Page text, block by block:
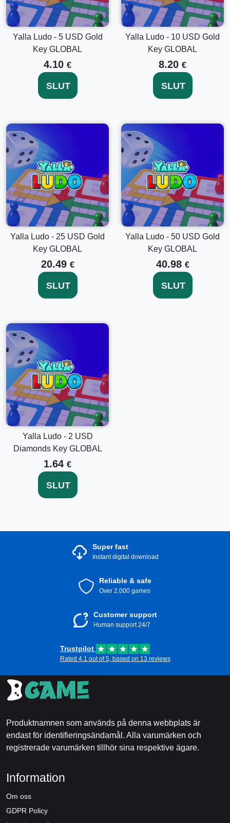
Köp Din Nyckel:Köp din Yalla Ludo - 2 USD
Guldnyckel GLOBAL och få den via e-post.
Öppna Yalla Ludo:Starta Yalla Ludo-appen på din
enhet.
inställningsikonen för att komma åt ditt kontos
inställningar.
Välj 'Lösen Nyckel'-alternativet:
Hitta alternativet för
att lösa in en nyckel inom inställningsmenyn.
Ange Din Nyckel:
Skriv noggrant in din 2 USD
Guldnyckel i det angivna fältet.
aktivera nyckeln och njut omedelbart av de upplåsta
funktionerna.
Utforska Fler Yalla Ludo Guldnyckelalternativ
Vill du låsa upp fler spel funktioner? Överväg att utforska
våra andraYalla Ludo - 5 USD Guldnyckel GLOBAL och
Yalla Ludo - 100 USD Guldnyckel GLOBALalternativ för fler
spännande funktioner och flexibilitet i din spelupplevelse.
Optimera Din Yalla Ludo Upplevelse Idag
Miss inte spänningen och fördelarna som kommer med
Yalla Ludo - 2 USD Guldnyckel GLOBAL. Uppgradera nu
och dyka ner i en rikare, mer belönande spelresa. Köp nu
och höj din Yalla Ludo-spelupplevelse som aldrig förr!
Yalla Ludo - 5 USD Gold
Key GLOBAL
4.10 €
SLUT
Yalla Ludo - 10 USD Gold
Key GLOBAL
8.20 €
SLUT
Yalla Ludo - 25 USD Gold
Key GLOBAL
20.49 €
SLUT
Yalla Ludo - 50 USD Gold
Key GLOBAL
40.98 €
SLUT
Yalla Ludo - 2 USD
Diamonds Key GLOBAL
1.64 €
SLUT
Super fast
Instant digital download
Reliable & safe
Over 2.000 games
Customer support
Human support 24/7
Trustpilot
Rated 4.1 out of 5, based on 13 reviews
Produktnamnen som används på denna webbplats är
endast för identifieringsändamål. Alla varumärken och
registrerade varumärken tillhör sina respektive ägare.
Information
Om oss
GDPR Policy